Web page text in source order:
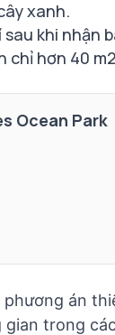
xanh.
khi nhận
chỉ hơn 40 m2
Ocean Park
phương án
gian trong các